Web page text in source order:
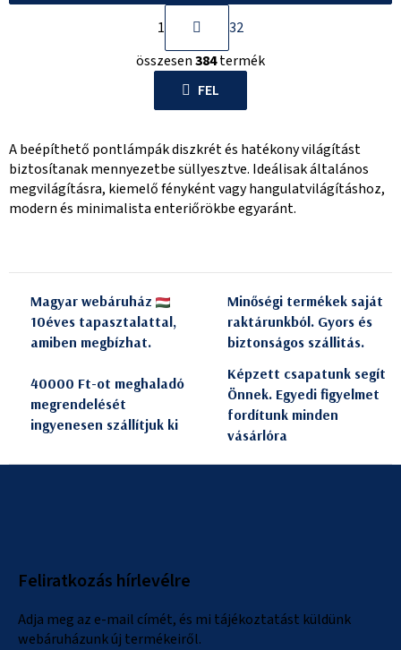
L
i
s
t
i
r
á
n
L
a
p
o
z
s
1
32
összesen384termék
FEL
A beépíthető pontlámpák diszkrét és hatékony világítást
biztosítanak mennyezetbe süllyesztve. Ideálisak általános
megvilágításra, kiemelő fényként vagy hangulatvilágításhoz,
modern és minimalista enteriőrökbe egyaránt.
Magyar webáruház
10éves tapasztalattal,
amiben megbízhat.
Minőségi termékek saját
raktárunkból. Gyors és
biztonságos szállitás.
40000 Ft-ot meghaladó
megrendelését
ingyenesen szállítjuk ki
Képzett csapatunk segít
Önnek. Egyedi figyelmet
fordítunk minden
vásárlóra
Feliratkozás hírlevélre
Adja meg az e-mail címét, és mi tájékoztatást küldünk
webáruházunk új termékeiről.